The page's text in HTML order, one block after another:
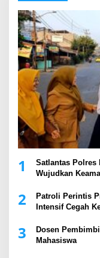
1
Satlantas Polres
Wujudkan
2
Patroli Perintis
Intensif Cegah
3
Dosen
Mahasiswa